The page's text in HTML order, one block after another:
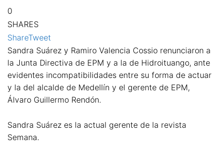
0
SHARES
ShareTweet
Sandra Suárez y Ramiro Valencia Cossio renunciaron a
la Junta Directiva de EPM y a la de Hidroituango, ante
evidentes incompatibilidades entre su forma de actuar
y la del alcalde de Medellín y el gerente de EPM,
Álvaro Guillermo Rendón.
Sandra Suárez es la actual gerente de la revista
Semana.